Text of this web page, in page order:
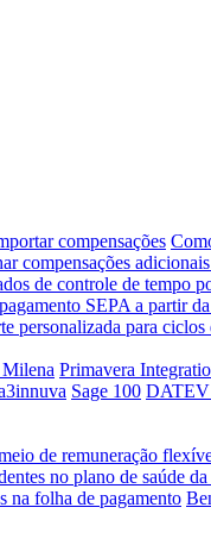
compensações
compensações
de controle de tempo
SEPA a partir
personalizada para
Primavera
Sage 100 DATEV
de remuneração
no plano de saúde da
na folha de pagamento